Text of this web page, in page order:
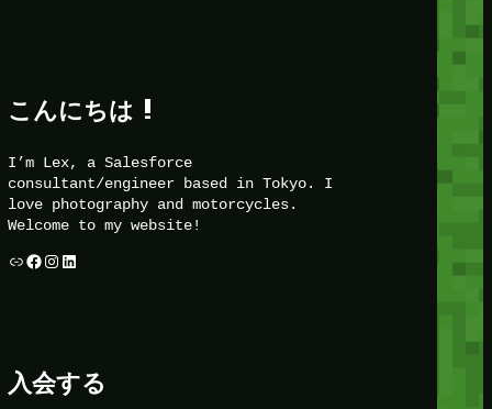
こんにちは !
I’m Lex, a Salesforce
consultant/engineer based in Tokyo. I
love photography and motorcycles.
Welcome to my website!
リンクFacebook Instagram LinkedIn
入会する